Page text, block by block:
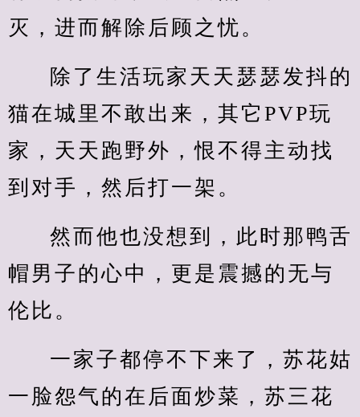
灭，进而解除后顾之忧。
除了生活玩家天天瑟瑟发抖的
猫在城里不敢出来，其它PVP玩
家，天天跑野外，恨不得主动找
到对手，然后打一架。
然而他也没想到，此时那鸭舌
帽男子的心中，更是震撼的无与
伦比。
一家子都停不下来了，苏花姑
一脸怨气的在后面炒菜，苏三花